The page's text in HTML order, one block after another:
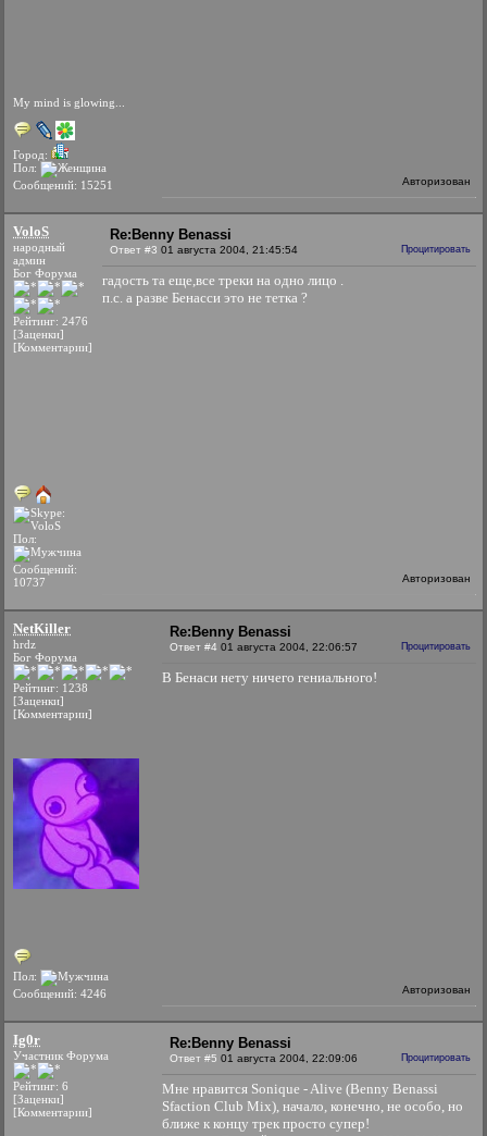
My mind is glowing...
Город:
Пол:
Сообщений: 15251
Авторизован
VoloS
народный
админ
Бог Форума
Рейтинг: 2476
[Заценки]
[Комментарии]
Пол:
Сообщений:
10737
Re:Benny Benassi
Ответ #3 01 августа 2004, 21:45:54 Процитировать
гадость та еще,все треки на одно лицо .
п.с. а разве Бенасси это не тетка ?
Авторизован
NetKiller
hrdz
Бог Форума
Рейтинг: 1238
[Заценки]
[Комментарии]
Пол:
Сообщений: 4246
Re:Benny Benassi
Ответ #4 01 августа 2004, 22:06:57 Процитировать
В Бенаси нету ничего гениального!
Авторизован
Ig0r
Участник Форума
Рейтинг: 6
[Заценки]
[Комментарии]
Re:Benny Benassi
Ответ #5 01 августа 2004, 22:09:06 Процитировать
Мне нравится Sonique - Alive (Benny Benassi
Sfaction Club Mix), начало, конечно, не особо, но
ближе к концу трек просто супер!